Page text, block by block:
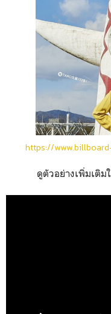
https://
ดูตัวอย่างเพิ่มเติ